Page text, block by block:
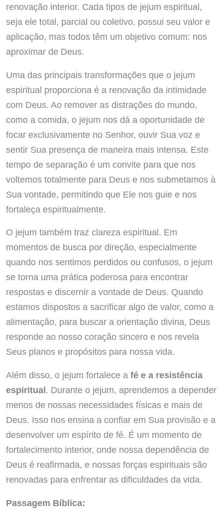
renovação interior. Cada tipos de jejum espiritual,
seja ele total, parcial ou coletivo, possui seu valor e
aplicação, mas todos têm um objetivo comum: nos
aproximar de Deus.
Uma das principais transformações que o jejum
espiritual proporciona é a renovação da intimidade
com Deus. Ao remover as distrações do mundo,
como a comida, o jejum nos dá a oportunidade de
focar exclusivamente no Senhor, ouvir Sua voz e
sentir Sua presença de maneira mais intensa. Este
tempo de separação é um convite para que nos
voltemos totalmente para Deus e nos submetamos à
Sua vontade, permitindo que Ele nos guie e nos
fortaleça espiritualmente.
O jejum também traz clareza espiritual. Em
momentos de busca por direção, especialmente
quando nos sentimos perdidos ou confusos, o jejum
se torna uma prática poderosa para encontrar
respostas e discernir a vontade de Deus. Quando
estamos dispostos a sacrificar algo de valor, como a
alimentação, para buscar a orientação divina, Deus
responde ao nosso coração sincero e nos revela
Seus planos e propósitos para nossa vida.
Além disso, o jejum fortalece a fé e a resistência
espiritual. Durante o jejum, aprendemos a depender
menos de nossas necessidades físicas e mais de
Deus. Isso nos ensina a confiar em Sua provisão e a
desenvolver um espírito de fé. É um momento de
fortalecimento interior, onde nossa dependência de
Deus é reafirmada, e nossas forças espirituais são
renovadas para enfrentar as dificuldades da vida.
Passagem Bíblica: